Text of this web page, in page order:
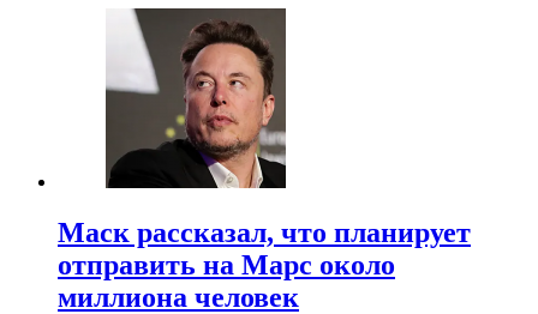
Маск рассказал, что планирует
отправить на Марс около
миллиона человек